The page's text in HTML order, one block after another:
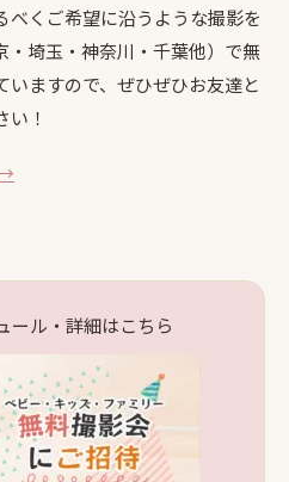
べくご希望に沿うような撮影を
・埼玉・神奈川・千葉他）で無
ますので、ぜひぜひお友達と
い！
ール・詳細はこちら